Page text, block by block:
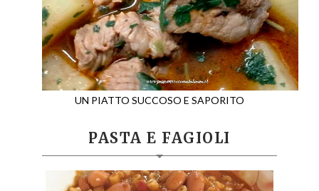
UN PIATTO SUCCOSO E SAPORITO
PASTA E FAGIOLI